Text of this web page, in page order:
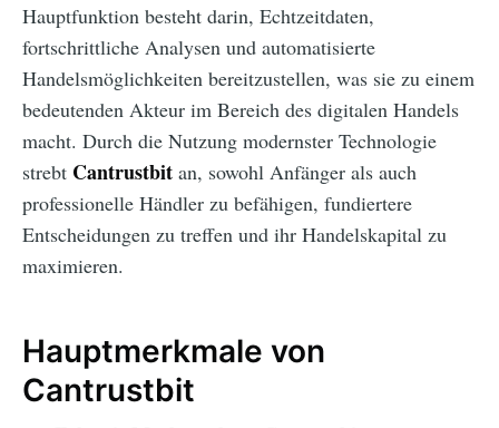
Hauptfunktion besteht darin, Echtzeitdaten,
fortschrittliche Analysen und automatisierte
Handelsmöglichkeiten bereitzustellen, was sie zu einem
bedeutenden Akteur im Bereich des digitalen Handels
macht. Durch die Nutzung modernster Technologie
strebt Cantrustbit an, sowohl Anfänger als auch
professionelle Händler zu befähigen, fundiertere
Entscheidungen zu treffen und ihr Handelskapital zu
maximieren.
Hauptmerkmale von
Cantrustbit